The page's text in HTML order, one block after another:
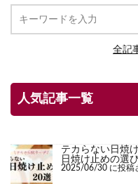
全記
人気記事一覧
テカらない日焼
日焼け止めの選
2025/06/30 に投稿